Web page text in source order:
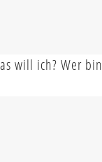
will ich? Wer bin